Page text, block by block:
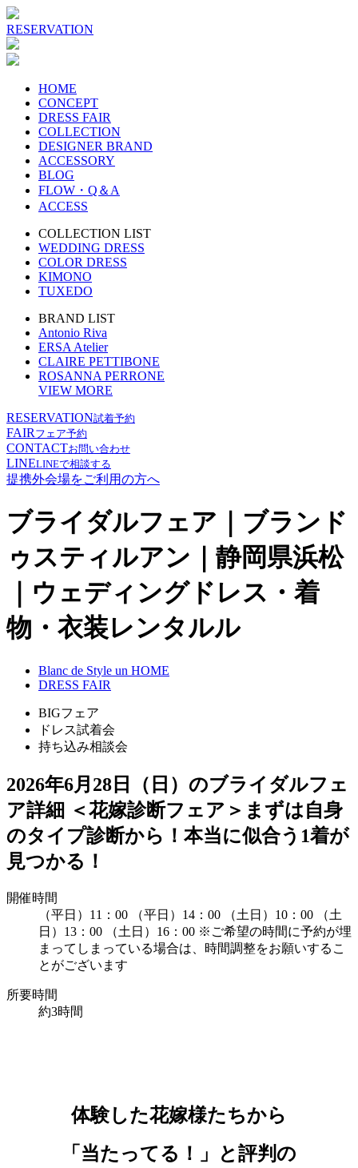
RESERVATION
HOME
CONCEPT
DRESS FAIR
COLLECTION
DESIGNER BRAND
ACCESSORY
BLOG
FLOW・Q＆A
ACCESS
COLLECTION LIST
WEDDING DRESS
COLOR DRESS
KIMONO
TUXEDO
BRAND LIST
Antonio Riva
ERSA Atelier
CLAIRE PETTIBONE
ROSANNA PERRONE
VIEW MORE
RESERVATION試着予約
FAIR フェア予約
CONTACTお問い合わせ
LINELINEで相談する
提携外会場をご利用の方へ
ブライダルフェア｜ブランド
ゥスティルアン｜静岡県浜松
｜ウェディングドレス・着
物・衣装レンタルル
Blanc de Style un HOME
DRESS FAIR
BIGフェア
ドレス試着会
持ち込み相談会
2026年6月28日（日）のブライダルフェ
ア詳細 ＜花嫁診断フェア＞まずは自身
のタイプ診断から！本当に似合う1着が
見つかる！
開催時間
（平日）11：00
（平日）14：00 （土日）10：00
（土
日）13：00
（土日）16：00 ※ご希望の時間に予約が埋
まってしまっている場合は、時間調整をお願いするこ
とがございます
所要時間
約3時間
体験した花嫁様たちから
「当たってる！」と評判の